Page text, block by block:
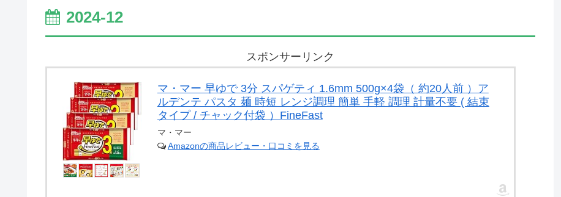
2024-12
スポンサーリンク
マ・マー 早ゆで 3分 スパゲティ 1.6mm 500g×4袋（ 約20人前 ）ア
ルデンテ パスタ 麺 時短 レンジ調理 簡単 手軽 調理 計量不要 ( 結束
タイプ / チャック付袋 ）FineFast
マ・マー
Amazonの商品レビュー・口コミを見る